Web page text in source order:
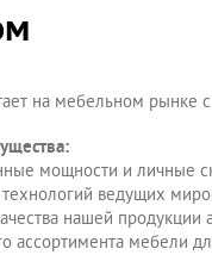
на мебельном рынке
мощности и личные
ведущих
нашей продукции
ассортимента мебели